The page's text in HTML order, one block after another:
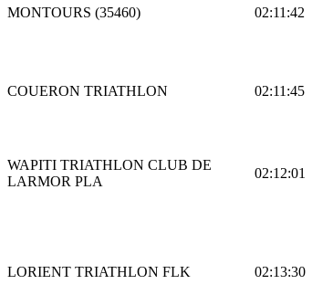
MONTOURS (35460) 02:11:42
COUERON TRIATHLON 02:11:45
WAPITI TRIATHLON CLUB DE
LARMOR PLA
02:12:01
LORIENT TRIATHLON FLK 02:13:30